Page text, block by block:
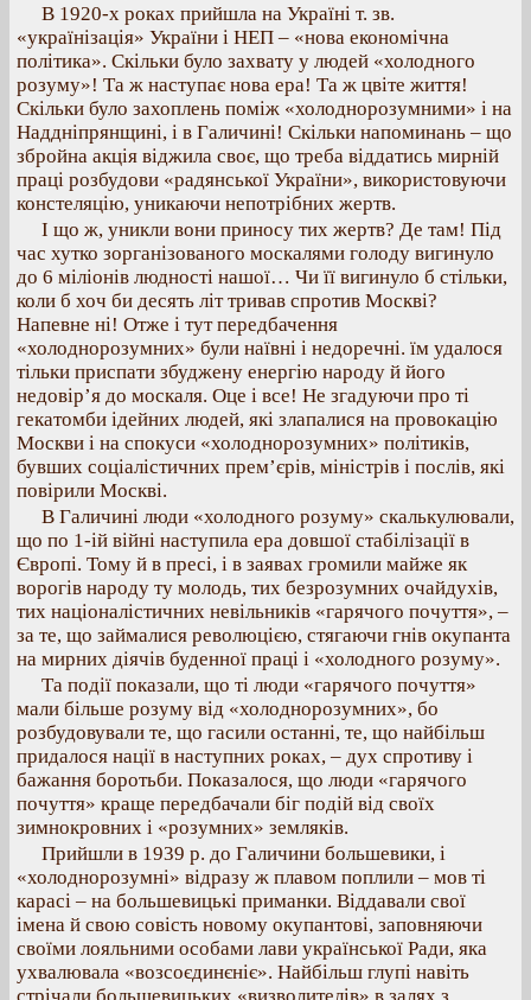
В 1920-х роках прийшла на Україні т. зв.
«українізація» України і НЕП – «нова економічна
політика». Скільки було захвату у людей «холодного
розуму»! Та ж наступає нова ера! Та ж цвіте життя!
Скільки було захоплень поміж «холоднорозумними» і на
Наддніпрянщині, і в Галичині! Скільки напоминань – що
збройна акція віджила своє, що треба віддатись мирній
праці розбудови «радянської України», використовуючи
констеляцію, уникаючи непотрібних жертв.
І що ж, уникли вони приносу тих жертв? Де там! Під
час хутко зорганізованого москалями голоду вигинуло
до 6 міліонів людності нашої… Чи її вигинуло б стільки,
коли б хоч би десять літ тривав спротив Москві?
Напевне ні! Отже і тут передбачення
«холоднорозумних» були наївні і недоречні. їм удалося
тільки приспати збуджену енергію народу й його
недовір’я до москаля. Оце і все! Не згадуючи про ті
гекатомби ідейних людей, які злапалися на провокацію
Москви і на спокуси «холоднорозумних» політиків,
бувших соціалістичних прем’єрів, міністрів і послів, які
повірили Москві.
В Галичині люди «холодного розуму» скалькулювали,
що по 1-ій війні наступила ера довшої стабілізації в
Європі. Тому й в пресі, і в заявах громили майже як
ворогів народу ту молодь, тих безрозумних очайдухів,
тих націоналістичних невільників «гарячого почуття», –
за те, що займалися революцією, стягаючи гнів окупанта
на мирних діячів буденної праці і «холодного розуму».
Та події показали, що ті люди «гарячого почуття»
мали більше розуму від «холоднорозумних», бо
розбудовували те, що гасили останні, те, що найбільш
придалося нації в наступних роках, – дух спротиву і
бажання боротьби. Показалося, що люди «гарячого
почуття» краще передбачали біг подій від своїх
зимнокровних і «розумних» земляків.
Прийшли в 1939 р. до Галичини большевики, і
«холоднорозумні» відразу ж плавом поплили – мов ті
карасі – на большевицькі приманки. Віддавали свої
імена й свою совість новому окупантові, заповняючи
своїми лояльними особами лави української Ради, яка
ухвалювала «возсоєдинєніє». Найбільш глупі навіть